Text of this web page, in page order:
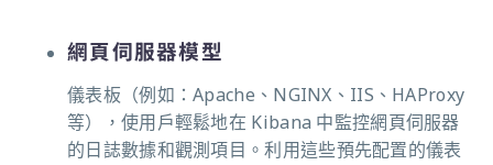
網頁伺服器模型
儀表板（例如：Apache、NGINX、IIS、HAProxy
等），使用戶輕鬆地在 Kibana 中監控網頁伺服器
的日誌數據和觀測項目。利用這些預先配置的儀表